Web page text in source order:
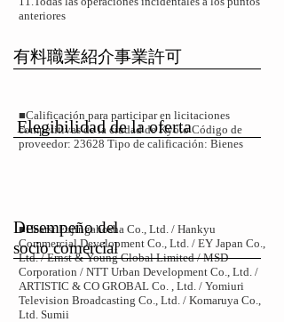
anteriores
■Calificación para participar en licitaciones
competitivas de la ciudad de Kyoto Código de
proveedor: 23628 Tipo de calificación: Bienes
■Hearst Fujingahosha Co., Ltd. / Hankyu
Commercial Development Co., Ltd. / EY Japan Co.,
Ltd. / Ernst & Young Global Limited / MSD
Corporation / NTT Urban Development Co., Ltd. /
ARTISTIC & CO GROBAL Co. , Ltd. / Yomiuri
Television Broadcasting Co., Ltd. / Komaruya Co.,
Ltd. Sumii
Elegibilidad de la oferta
​Desempeño del
socio comercial
有料職業紹介事業許可